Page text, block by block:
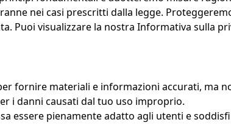
nei casi prescritti dalla legge.
Puoi visualizzare la nostra Informativa sulla
fornire materiali e informazioni accurati, ma
i danni causati dal tuo uso improprio.
essere pienamente adatto agli utenti e